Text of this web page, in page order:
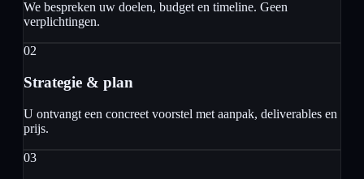
We bespreken uw doelen, budget en timeline. Geen
verplichtingen.
02
Strategie & plan
U ontvangt een concreet voorstel met aanpak, deliverables en
prijs.
03